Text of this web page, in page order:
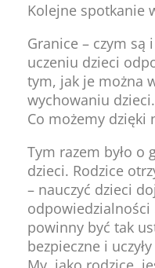
Kolejne spotkanie
Granice – czym są
uczeniu dzieci
tym, jak je można
wychowaniu
Co możemy dzięki
Tym razem było o
dzieci. Rodzice
– nauczyć dzieci
odpowiedzialności
powinny być tak
bezpieczne i